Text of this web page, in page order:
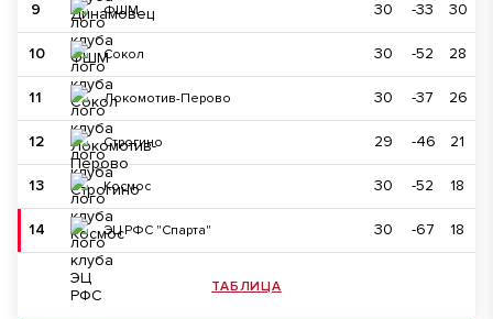
9 ФШМ 30 -33 30
10 Сокол 30 -52 28
11 Локомотив-Перово 30 -37 26
12 Строгино 29 -46 21
13 Космос 30 -52 18
14 ЭЦ РФС "Спарта" 30 -67 18
ТАБЛИЦА